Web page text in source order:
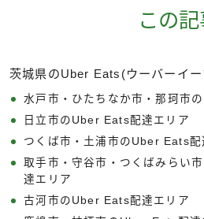
この
茨城県のUber Eats(ウーバーイ
水戸市・ひたちなか市・那珂市
日立市のUber Eats配達エリア
つくば市・土浦市のUber Eats配
取手市・守谷市・つくばみらい
達エリア
古河市のUber Eats配達エリア